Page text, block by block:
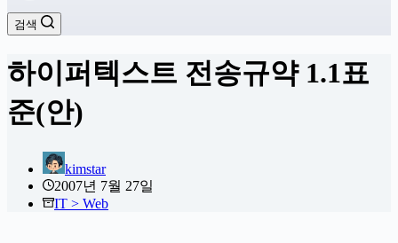
검색
하이퍼텍스트 전송규약 1.1표
준(안)
kimstar
2007년 7월 27일
IT > Web